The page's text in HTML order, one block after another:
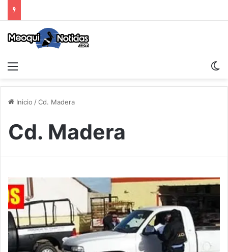
Inicio /Cd. Madera
Cd. Madera